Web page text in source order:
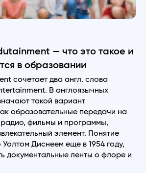
— что это такое и
в образовании
сочетает два англ. слова
В англоязычных
такой вариант
образовательные передачи на
радио, фильмы и программы,
элемент. Понятие
Диснеем еще в 1954 году,
документальные ленты о флоре и